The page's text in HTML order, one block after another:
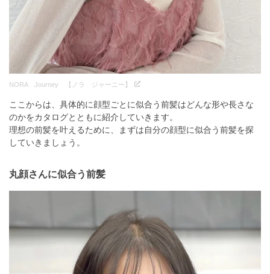
NORA Journey 【ノラ ジャーニー】
ここからは、具体的に顔型ごとに似合う前髪はどんな形や長さな
のかをカタログとともに紹介していきます。
理想の前髪を叶えるために、まずは自分の顔型に似合う前髪を探
していきましょう。
丸顔さんに似合う前髪